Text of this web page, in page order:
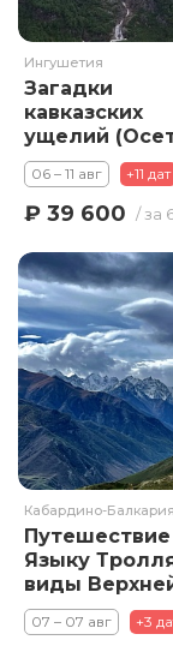
Ингушетия
Загадки
кавказских
ущелий
Ингушетия) -
дней / 5
06 – 11 авг +11 дат
₽ 39 600 / за
Кабардино-Балкария
Путешествие
Языку
виды
Балкарии
07 – 07 авг +3